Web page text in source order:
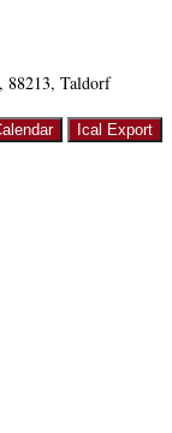
88213, Taldorf
Ical Export